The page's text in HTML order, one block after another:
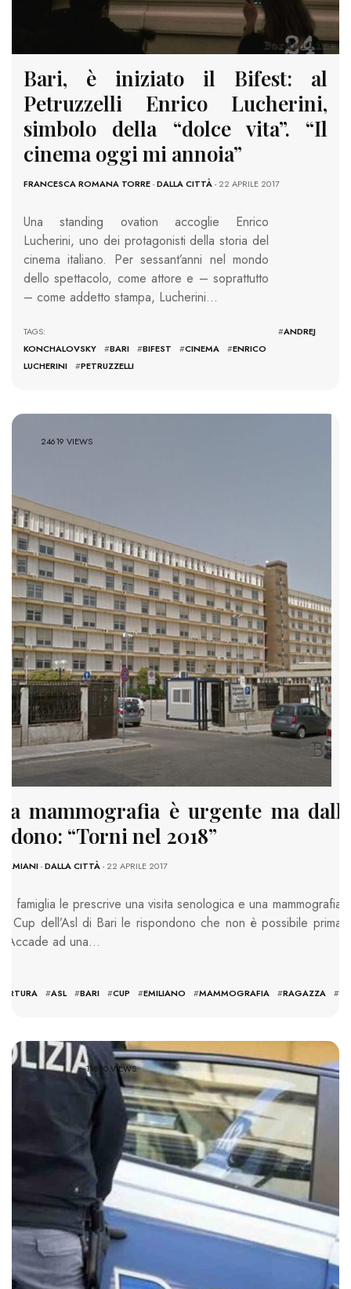
Bari, è iniziato il Bifest: al
Petruzzelli Enrico Lucherini,
simbolo della “dolce vita”. “Il
cinema oggi mi annoia”
FRANCESCA ROMANA TORRE-DALLA CITTÀ- 22 APRILE 2017
Una standing ovation accoglie Enrico
Lucherini, uno dei protagonisti della storia del
cinema italiano. Per sessant’anni nel mondo
dello spettacolo, come attore e – soprattutto
– come addetto stampa, Lucherini…
TAGS: #ANDREJ
KONCHALOVSKY
#BARI #BIFEST #CINEMA #ENRICO
LUCHERINI
#PETRUZZELLI
24619 VIEWS
mammografia è urgente ma
“Torni nel 2018”
-DALLA CITTÀ- 22 APRILE 2017
famiglia le prescrive una visita senologica e una mammografia
Cup dell’Asl di Bari le rispondono che non è possibile prima
Accade ad una…
#ASL #BARI #CUP #EMILIANO #MAMMOGRAFIA #RAGAZZA #
11890 VIEWS